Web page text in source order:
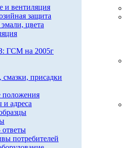
и вентиляция
защита
цвета
ГСМ на 2005г
присадки
и адреса
потребителей